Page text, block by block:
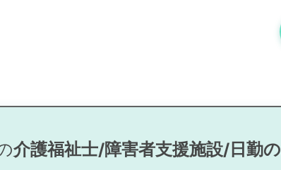
介護福祉士/障害者支援施設/日勤